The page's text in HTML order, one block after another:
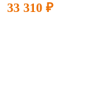
33 310 ₽